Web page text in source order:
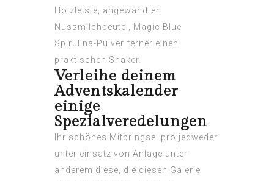
Holzleiste, angewandten
Nussmilchbeutel, Magic Blue
Spirulina-Pulver ferner einen
praktischen Shaker.
Verleihe deinem
Adventskalender
einige
Spezialveredelungen
Ihr schönes Mitbringsel pro jedweder
unter einsatz von Anlage unter
anderem diese, die diesen Galerie